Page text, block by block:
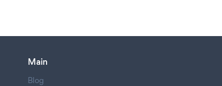
Main
Blog